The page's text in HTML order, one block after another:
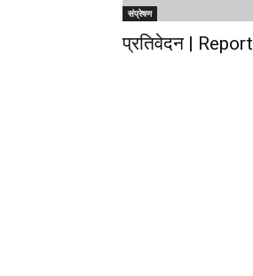
संप्रेषण
प्रतिवेदन | Report